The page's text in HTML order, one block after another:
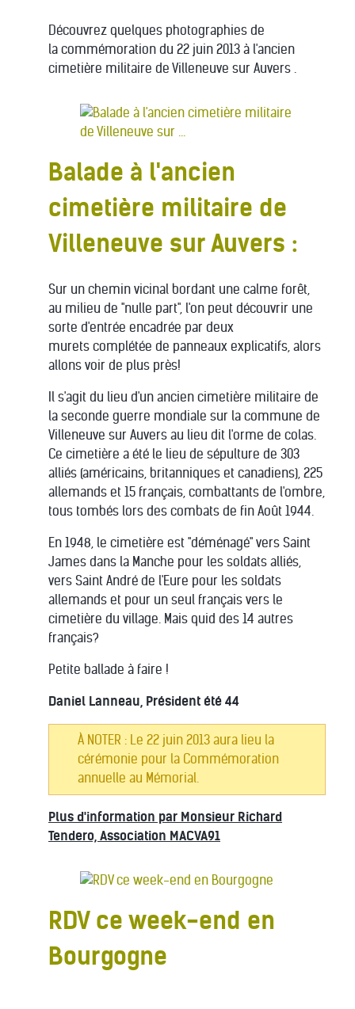
Découvrez quelques photographies de
la commémoration du 22 juin 2013 à l'ancien
cimetière militaire de Villeneuve sur Auvers .
Balade à l'ancien
cimetière militaire de
Villeneuve sur Auvers :
Sur un chemin vicinal bordant une calme forêt,
au milieu de "nulle part", l'on peut découvrir une
sorte d'entrée encadrée par deux
murets complétée de panneaux explicatifs, alors
allons voir de plus près!
Il s'agit du lieu d'un ancien cimetière militaire de
la seconde guerre mondiale sur la commune de
Villeneuve sur Auvers au lieu dit l'orme de colas.
Ce cimetière a été le lieu de sépulture de 303
alliés (américains, britanniques et canadiens), 225
allemands et 15 français, combattants de l'ombre,
tous tombés lors des combats de fin Août 1944.
En 1948, le cimetière est "déménagé" vers Saint
James dans la Manche pour les soldats alliés,
vers Saint André de l'Eure pour les soldats
allemands et pour un seul français vers le
cimetière du village. Mais quid des 14 autres
français?
Petite ballade à faire !
Daniel Lanneau, Président été 44
À NOTER : Le 22 juin 2013 aura lieu la
cérémonie pour la Commémoration
annuelle au Mémorial.
Plus d'information par Monsieur Richard
Tendero, Association MACVA91
RDV ce week-end en
Bourgogne